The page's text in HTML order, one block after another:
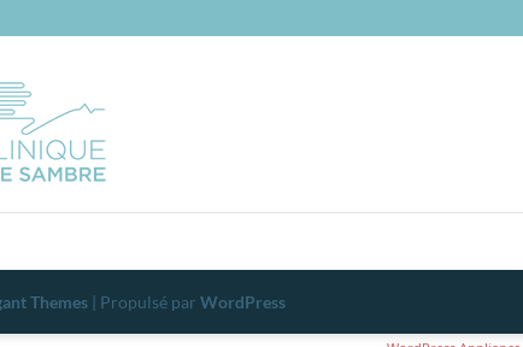
Themes | Propulsé par WordPress